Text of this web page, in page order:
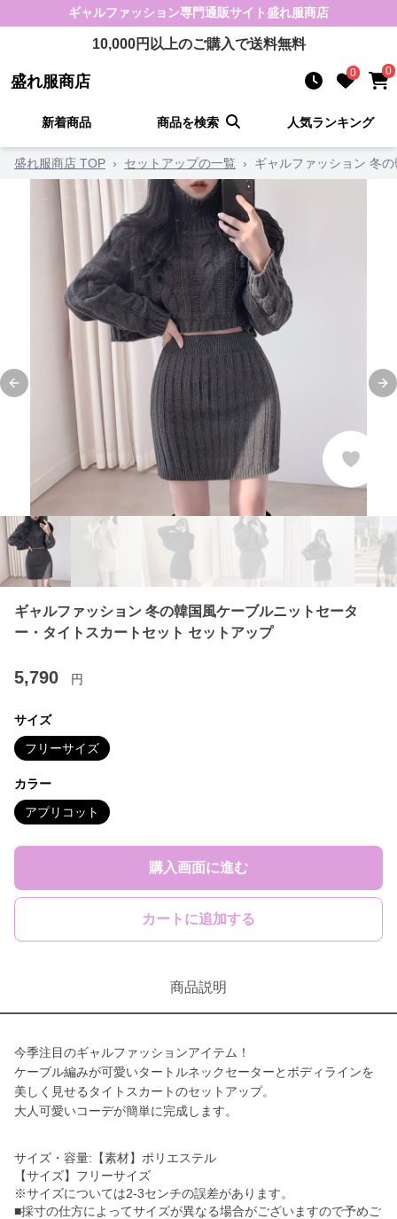
ギャルファッション専門通販サイト盛れ服商店
10,000円以上のご購入で送料無料
盛れ服商店 0 0
新着商品 商品を検索 人気ランキング
盛れ服商店 TOP › セットアップの一覧 › ギャルファッション 冬
Previous slide
ギャルファッション 冬の韓国風ケーブルニットセータ
ー・タイトスカートセット セットアップ
5,790 円
サイズ
フリーサイズ
カラー
アプリコット
購入画面に進む
カートに追加する
商品説明
今季注目のギャルファッションアイテム！
ケーブル編みが可愛いタートルネックセーターとボディラインを
美しく見せるタイトスカートのセットアップ。
大人可愛いコーデが簡単に完成します。
サイズ・容量:【素材】ポリエステル
【サイズ】フリーサイズ
※サイズについては2-3センチの誤差があります。
■採寸の仕方によってサイズが異なる場合がございますので予めご